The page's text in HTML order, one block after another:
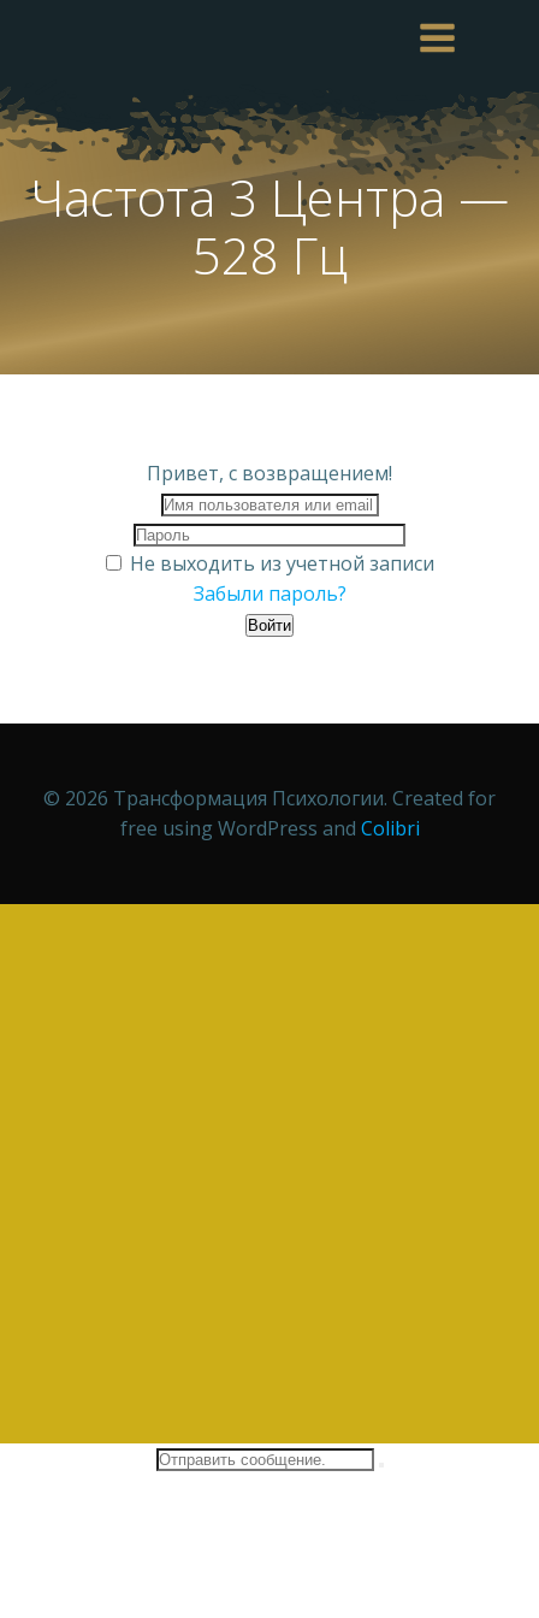
Частота 3 Центра —
528 Гц
Привет, с возвращением!
Не выходить из учетной записи
Забыли пароль?
Войти
© 2026 Трансформация Психологии. Created for
free using WordPress and Colibri